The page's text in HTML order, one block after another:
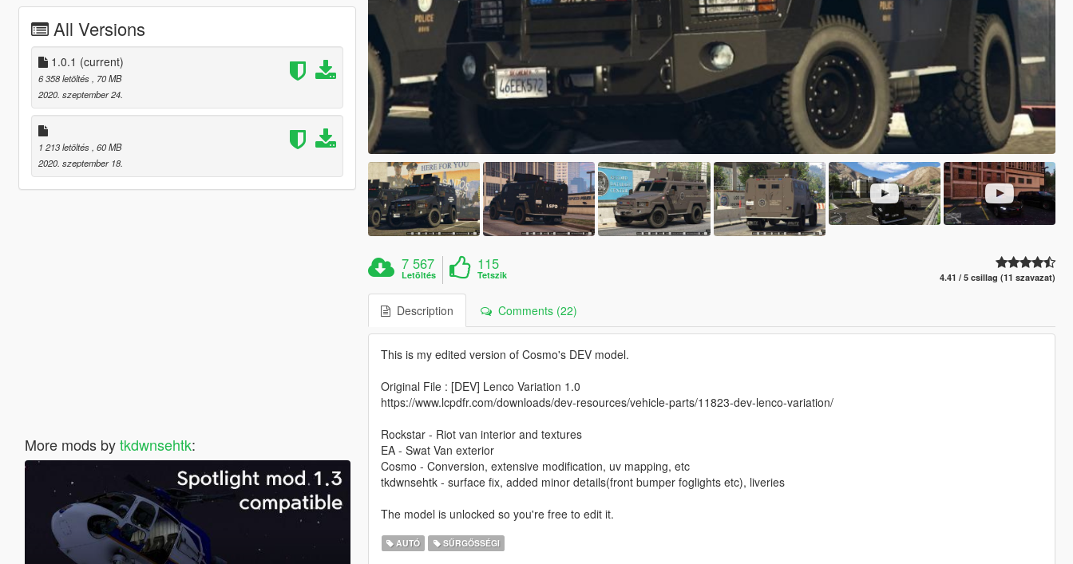
All Versions
1.0.1 (current)
6 358 letöltés
, 70 MB
2020. szeptember 24.
1 213 letöltés , 60 MB
2020. szeptember 18.
More mods bytkdwnsehtk:
7 567
Letöltés
115
Tetszik 4.41 / 5 csillag (11 szavazat)
Description Comments (22)
This is my edited version of Cosmo's DEV model.
Original File : [DEV] Lenco Variation 1.0
https://www.lcpdfr.com/downloads/dev-resources/vehicle-parts/11823-dev-lenco-variation/
Rockstar - Riot van interior and textures
EA - Swat Van exterior
Cosmo - Conversion, extensive modification, uv mapping, etc
tkdwnsehtk - surface fix, added minor details(front bumper foglights etc), liveries
The model is unlocked so you're free to edit it.
AUTÓ SŰRGŐSSÉGI